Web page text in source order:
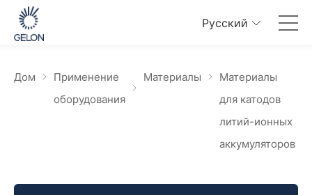
Pусский
Дом
Применение
оборудования
Материалы
Материалы
для катодов
литий-ионных
аккумуляторов